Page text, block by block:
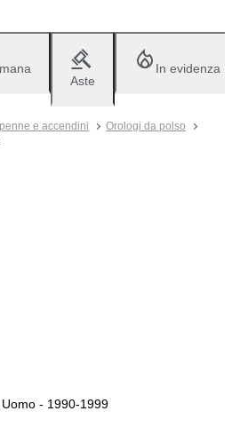
Aste
In evidenza
e accendini
Orologi da polso
- 1990-1999